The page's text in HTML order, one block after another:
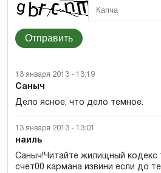
Отправить
13 января 2013 - 13:19
Саныч
Дело ясное, что дело темное.
13 января 2013 - 13:01
наиль
Саныч!Читайте жилищный кодекс
счет00 кармана извини если до